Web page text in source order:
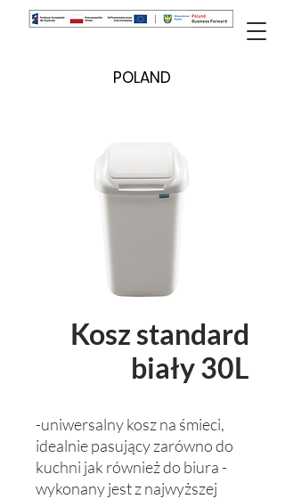
POLAND
Kosz standard
biały 30L
-uniwersalny kosz na śmieci,
idealnie pasujący zarówno do
kuchni jak również do biura -
wykonany jest z najwyższej